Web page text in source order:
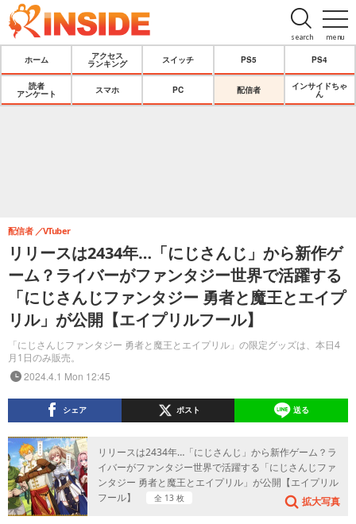
menu
search
ホーム
アクセス
ランキング
スイッチ PS5 PS4
読者
アンケート
スマホ PC 配信者
インサイドちゃ
ん
リリースは2434年…「にじさんじ」から新作ゲ
ーム？ライバーがファンタジー世界で活躍する
「にじさんじファンタジー 勇者と魔王とエイプ
リル」が公開【エイプリルフール】
「にじさんじファンタジー 勇者と魔王とエイプリル」の限定グッズは、本日4
月1日のみ販売。
配信者 VTuber
2024.4.1 Mon 12:45
シェア ポスト 送る
リリースは2434年…「にじさんじ」から新作ゲーム？ラ
イバーがファンタジー世界で活躍する「にじさんじファ
ンタジー 勇者と魔王とエイプリル」が公開【エイプリル
フール】
全 13 枚 拡大写真